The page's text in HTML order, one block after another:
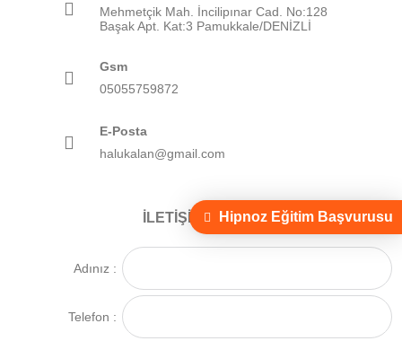
Hipnoz Eğitim Başvurusu
Mehmetçik Mah. İncilipınar Cad. No:128
Başak Apt. Kat:3 Pamukkale/DENİZLİ
Gsm
05055759872
E-Posta
halukalan@gmail.com
İLETIŞIM FORMU
Adınız :
Telefon :